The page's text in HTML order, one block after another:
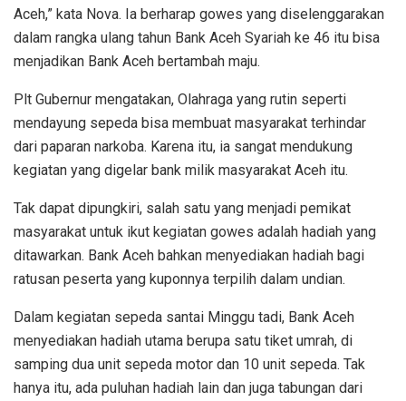
Aceh,” kata Nova. Ia berharap gowes yang diselenggarakan
dalam rangka ulang tahun Bank Aceh Syariah ke 46 itu bisa
menjadikan Bank Aceh bertambah maju.
Plt Gubernur mengatakan, Olahraga yang rutin seperti
mendayung sepeda bisa membuat masyarakat terhindar
dari paparan narkoba. Karena itu, ia sangat mendukung
kegiatan yang digelar bank milik masyarakat Aceh itu.
Tak dapat dipungkiri, salah satu yang menjadi pemikat
masyarakat untuk ikut kegiatan gowes adalah hadiah yang
ditawarkan. Bank Aceh bahkan menyediakan hadiah bagi
ratusan peserta yang kuponnya terpilih dalam undian.
Dalam kegiatan sepeda santai Minggu tadi, Bank Aceh
menyediakan hadiah utama berupa satu tiket umrah, di
samping dua unit sepeda motor dan 10 unit sepeda. Tak
hanya itu, ada puluhan hadiah lain dan juga tabungan dari